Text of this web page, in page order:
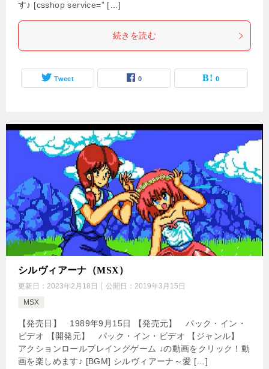
す♪ [csshop service=” […]
続きを読む
Tweet 0 0
シルヴィアーナ（MSX）
更新日： 2023年2月18日 公開日： 2019年3月15日
MSX
【発売日】 1989年9月15日 【発売元】 パック・イン・
ビデオ 【開発元】 パック・イン・ビデオ 【ジャンル】
アクションロールプレイングゲーム ↓の動画をクリック！動
画を楽しめます♪ [BGM] シルヴィアーナ～愛 […]